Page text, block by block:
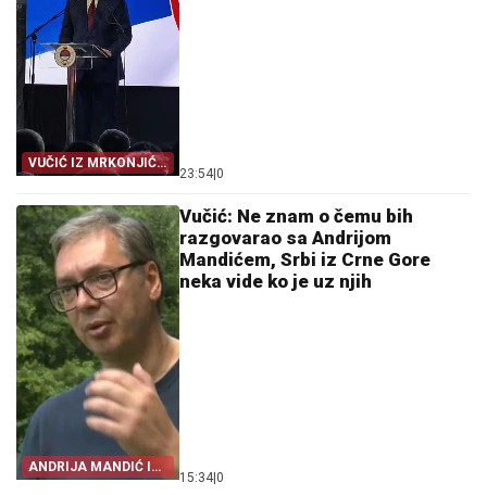
VUČIĆ IZ MRKONJIĆ
GRADA
23:54 0
ANDRIJA MANDIĆ I
VLAST U PODGORICI
Vučić: Ne znam o čemu bih
razgovarao sa Andrijom
Mandićem, Srbi iz Crne Gore
neka vide ko je uz njih
15:34 0